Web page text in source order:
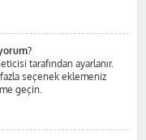
tarafından ayarlanır.
seçenek eklemeniz
geçin.